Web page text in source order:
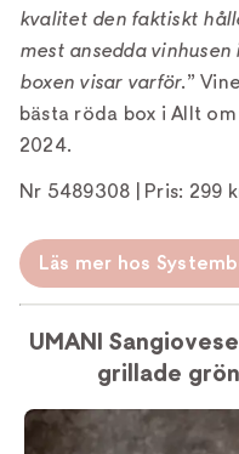
kvalitet den faktiskt
mest ansedda
boxen visar varför.”
bästa röda box i Allt
2024.
Nr 5489308 | Pris: 299
Läs mer hos
UMANI
grillade